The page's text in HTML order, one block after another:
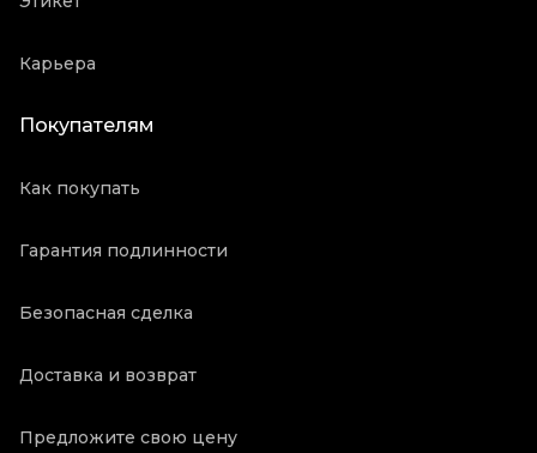
Карьера
Покупателям
Как покупать
Гарантия подлинности
Безопасная сделка
Доставка и возврат
Предложите свою цену